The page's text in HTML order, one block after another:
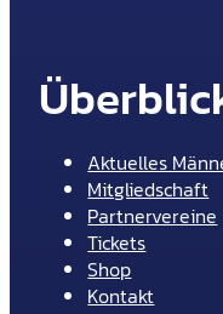
Aktuelles
Mitgliedschaft
Partnervereine
Tickets
Shop
Kontakt